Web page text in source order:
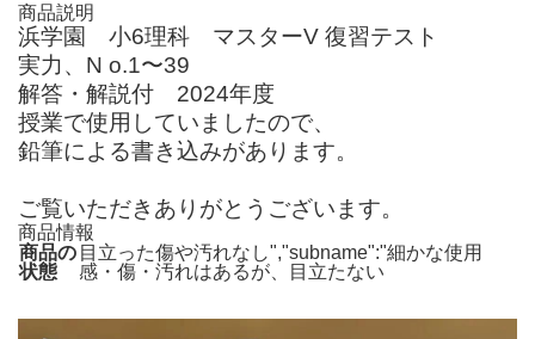
商品説明
浜学園 小6理科 マスターV 復習テスト
実力、N o.1〜39
解答・解説付 2024年度
授業で使用していましたので、
鉛筆による書き込みがあります。
ご覧いただきありがとうございます。
商品情報
商品の
状態
目立った傷や汚れなし","subname":"細かな使用
感・傷・汚れはあるが、目立たない